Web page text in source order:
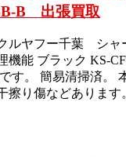
B 出張買取
ルヤフー千葉 シャ
機能 ブラック KS-
す。 簡易清掃済。
擦り傷などありま